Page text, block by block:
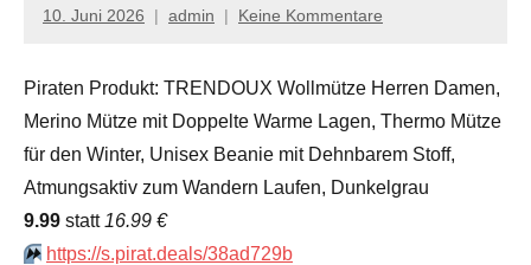
10. Juni 2026 admin Keine Kommentare
Piraten Produkt: TRENDOUX Wollmütze Herren Damen,
Merino Mütze mit Doppelte Warme Lagen, Thermo Mütze
für den Winter, Unisex Beanie mit Dehnbarem Stoff,
Atmungsaktiv zum Wandern Laufen, Dunkelgrau
9.99 statt 16.99 €
⏩️ https://s.pirat.deals/38ad729b